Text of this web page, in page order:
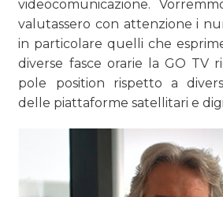
videocomunicazione.
valutassero con attenzione i
in particolare quelli che
diverse fasce orarie la GO TV
pole position rispetto a
delle piattaforme satellitari e